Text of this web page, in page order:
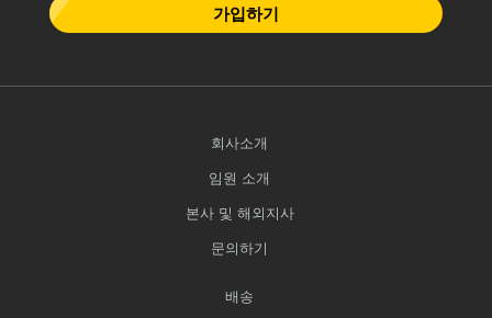
가입하기
회사소개
임원 소개
본사 및 해외지사
문의하기
배송